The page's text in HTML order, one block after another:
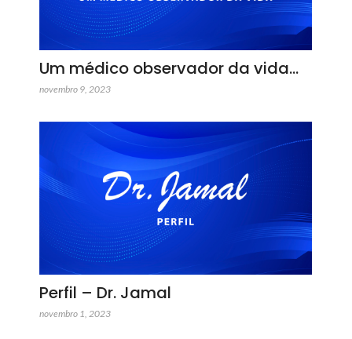
Um médico observador da vida…
novembro 9, 2023
Perfil – Dr. Jamal
novembro 1, 2023